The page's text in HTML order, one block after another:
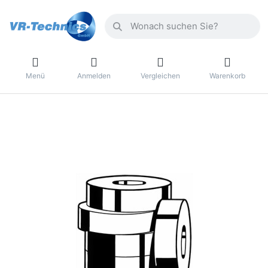
Menü Anmelden Vergleichen Warenkorb